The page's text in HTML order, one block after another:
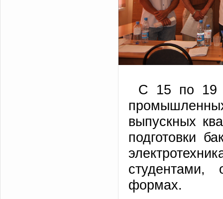
С 15 по 19
выпускных
подготовки
формах.